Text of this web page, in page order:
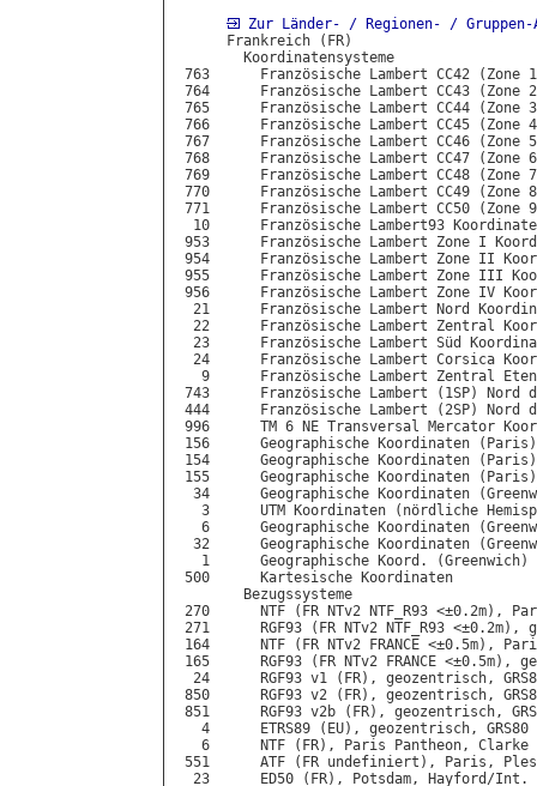
Zur Länder- / Regionen- / Gruppen-
      Frankreich (FR)
        Koordinatensysteme
763      Französische Lambert CC42 (Zone
764      Französische Lambert CC43 (Zone
765      Französische Lambert CC44 (Zone
766      Französische Lambert CC45 (Zone
767      Französische Lambert CC46 (Zone
768      Französische Lambert CC47 (Zone
769      Französische Lambert CC48 (Zone
770      Französische Lambert CC49 (Zone
771      Französische Lambert CC50 (Zone
10      Französische Lambert93
953      Französische Lambert Zone I
954      Französische Lambert Zone II
955      Französische Lambert Zone III
956      Französische Lambert Zone IV
21      Französische Lambert Nord
22      Französische Lambert Zentral
23      Französische Lambert Süd
24      Französische Lambert Corsica
9      Französische Lambert Zentral
743      Französische Lambert (1SP) Nord
444      Französische Lambert (2SP) Nord
996      TM 6 NE Transversal Mercator
156      Geographische Koordinaten
154      Geographische Koordinaten
155      Geographische Koordinaten
34      Geographische Koordinaten
3      UTM Koordinaten (nördliche
6      Geographische Koordinaten
32      Geographische Koordinaten
1      Geographische Koord. (Greenwich)
500      Kartesische Koordinaten
        Bezugssysteme
270      NTF (FR NTv2 NTF_R93 <±0.2m),
271      RGF93 (FR NTv2 NTF_R93 <±0.2m),
164      NTF (FR NTv2 FRANCE <±0.5m),
165      RGF93 (FR NTv2 FRANCE <±0.5m),
24      RGF93 v1 (FR), geozentrisch,
850      RGF93 v2 (FR), geozentrisch,
851      RGF93 v2b (FR), geozentrisch,
   4      ETRS89 (EU), geozentrisch, GRS80
6      NTF (FR), Paris Pantheon, Clarke
551      ATF (FR undefiniert), Paris,
  23      ED50 (FR), Potsdam, Hayford/Int.